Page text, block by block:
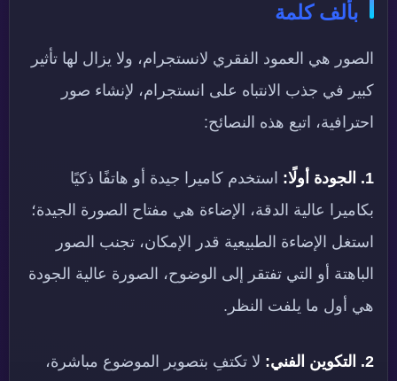
بألف كلمة
الصور هي العمود الفقري لانستجرام، ولا يزال لها تأثير
كبير في جذب الانتباه على انستجرام، لإنشاء صور
احترافية، اتبع هذه النصائح:
1. الجودة أولًا:
استخدم كاميرا جيدة أو هاتفًا ذكيًا
بكاميرا عالية الدقة، الإضاءة هي مفتاح الصورة الجيدة؛
استغل الإضاءة الطبيعية قدر الإمكان، تجنب الصور
الباهتة أو التي تفتقر إلى الوضوح، الصورة عالية الجودة
هي أول ما يلفت النظر.
2. التكوين الفني:
لا تكتفِ بتصوير الموضوع مباشرة،